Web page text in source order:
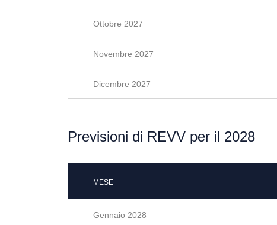
Ottobre 2027
Novembre 2027
Dicembre 2027
Previsioni di REVV per il 2028
MESE
Gennaio 2028